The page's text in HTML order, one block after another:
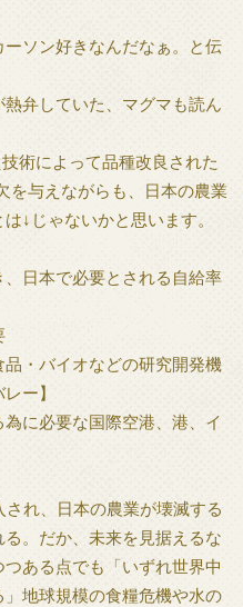
ソン好きなんだなぁ。と伝
弁していた、マグマも読ん
術によって品種改良された
を与えながらも、日本の農業
↓じゃないかと思います。
、日本で必要とされる自給率
品・バイオなどの研究開発機
ー】
に必要な国際空港、港、イ
れ、日本の農業が壊滅する
。だか、未来を見据えるな
ある点でも「いずれ世界中
地球規模の食糧危機や水の